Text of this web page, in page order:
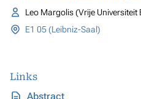
Leo Margolis (Vrije Universiteit
E1 05 (Leibniz-Saal)
Links
Abstract